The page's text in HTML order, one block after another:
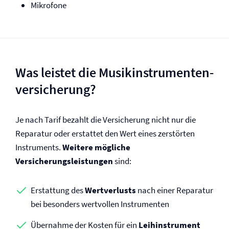
Mikrofone
Was leistet die Musikinstrumenten­
versicherung?
Je nach Tarif bezahlt die Versicherung nicht nur die
Reparatur oder erstattet den Wert eines zerstörten
Instruments.Weitere mögliche
Versicherungsleistungensind:
Erstattung desWertverlusts nach einer Reparatur
bei besonders wertvollen Instrumenten
Übernahme der Kosten für ein Leihinstrument